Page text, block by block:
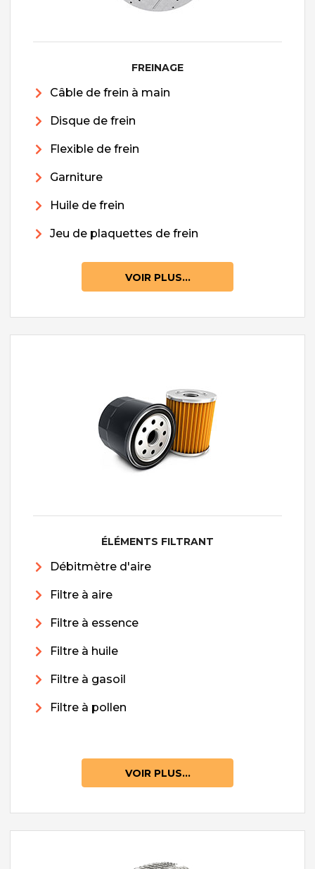
FREINAGE
Câble de frein à main
Disque de frein
Flexible de frein
Garniture
Huile de frein
Jeu de plaquettes de frein
VOIR PLUS...
ÉLÉMENTS FILTRANT
Débitmètre d'aire
Filtre à aire
Filtre à essence
Filtre à huile
Filtre à gasoil
Filtre à pollen
VOIR PLUS...